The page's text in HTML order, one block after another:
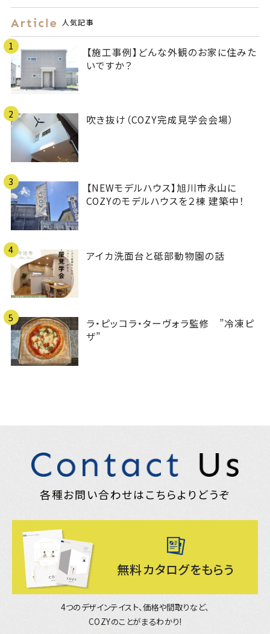
人気記事
1
【施工事例】どんな外観のお家に住みた
いですか？
2 吹き抜け（COZY完成見学会会場）
3
【NEWモデルハウス】旭川市永山に
COZYのモデルハウスを２棟 建築中！
4 アイカ洗面台と砥部動物園の話
5
ラ・ピッコラ・ターヴォラ監修 ”冷凍ピ
ザ”
各種お問い合わせはこちらよりどうぞ
無料カタログをもらう
4つのデザインテイスト、価格や間取りなど、
COZYのことがまるわかり!